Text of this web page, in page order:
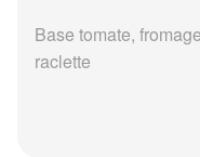
Base tomate,
raclette